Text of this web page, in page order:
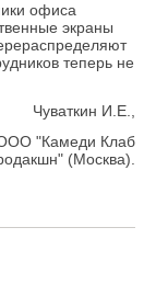
офиса
экраны
теперь не
Чуваткин И.Е.,
"Камеди Клаб
(Москва).